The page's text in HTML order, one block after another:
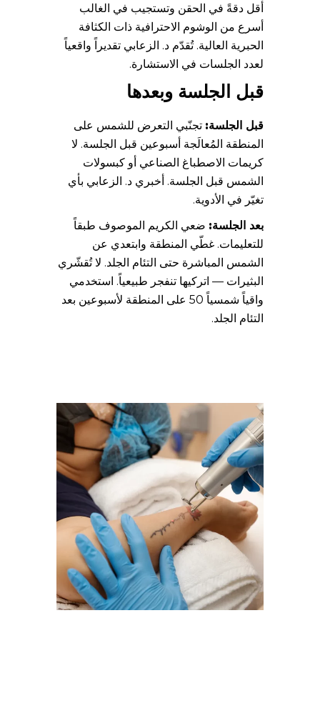
أقل دقةً في الحقن وتستجيب في الغالب
أسرع من الوشوم الاحترافية ذات الكثافة
الحبرية العالية. تُقدّم د. الزعابي تقديراً واقعياً
لعدد الجلسات في الاستشارة.
قبل الجلسة وبعدها
قبل الجلسة: تجنّبي التعرض للشمس على
المنطقة المُعالَجة أسبوعين قبل الجلسة. لا
كريمات الاصطباغ الصناعي أو كبسولات
الشمس قبل الجلسة. أخبري د. الزعابي بأي
تغيّر في الأدوية.
بعد الجلسة: ضعي الكريم الموصوف طبقاً
للتعليمات. غطّي المنطقة وابتعدي عن
الشمس المباشرة حتى التئام الجلد. لا تُقشّري
البثيرات — اتركيها تنفجر طبيعياً. استخدمي
واقياً شمسياً 50 على المنطقة لأسبوعين بعد
التئام الجلد.